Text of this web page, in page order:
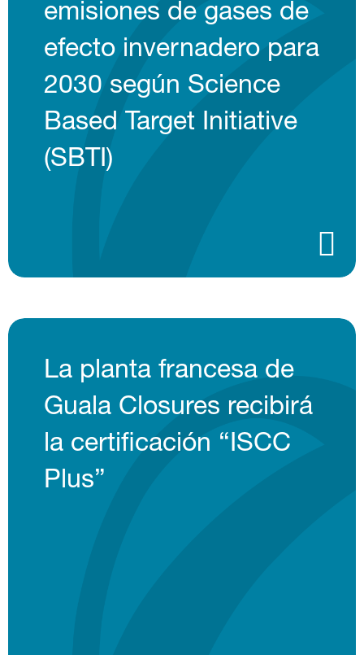
emisiones de gases de
efecto invernadero para
2030 según Science
Based Target Initiative
(SBTI)
La planta francesa de
Guala Closures recibirá
la certificación “ISCC
Plus”